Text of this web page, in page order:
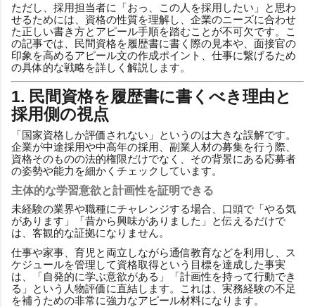
ただし、採用担当者に「おっ、この人を採用したい」と思わ
せるためには、資格の性質を理解し、企業のニーズに合わせ
た正しい書き方とアピール手順を踏むことが不可欠です。こ
の記事では、民間資格を履歴書に書く際の見本や、面接官の
印象を高めるアピール文の作成ポイント、仕事に繋げるため
の具体的な戦略を詳しく解説します。
1. 民間資格を履歴書に書くべき理由と
採用側の視点
「国家資格しか評価されない」というのは大きな誤解です。
企業が中途採用や中高年の採用、副業人材の募集を行う際、
資格そのものの法的権限だけでなく、その背景にある応募者
の姿勢や能力を細かくチェックしています。
主体的な学習意欲と計画性を証明できる
未経験の業界や職種にチャレンジする場合、口頭で「やる気
があります」「昔から興味がありました」と伝えるだけで
は、客観的な証拠になりません。
仕事や家事、育児と両立しながら通信教育などを利用し、ス
ケジュールを管理して資格取得という目標を達成した事実
は、「自発的に学ぶ意欲がある」「計画性を持って行動でき
る」という人物評価に直結します。これは、実務経験の不足
を補うための非常に強力なアピール材料になります。